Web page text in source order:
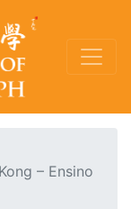
– Ensino